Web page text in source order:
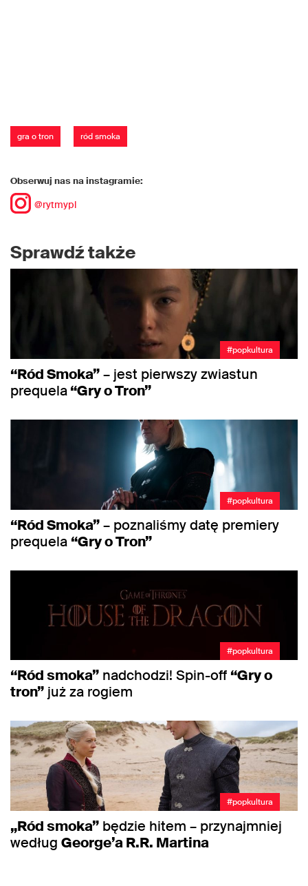
gra o tron ród smoka
Obserwuj nas na instagramie:
@rytmypl
Sprawdź także
#popkultura
“Ród Smoka”– jest pierwszy zwiastun
prequela“Gry o Tron”
#popkultura
“Ród Smoka”– poznaliśmy datę premiery
prequela “Gry o Tron”
#popkultura
“Ród smoka” nadchodzi! Spin-off “Gry o
tron” już za rogiem
#popkultura
„Ród smoka” będzie hitem – przynajmniej
według George’a R.R. Martina